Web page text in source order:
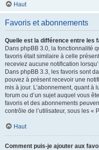
Haut
Favoris et abonnements
Quelle est la différence entre les
Dans phpBB 3.0, la fonctionnalité
favoris était similaire à celle
receviez aucune notification
Dans phpBB 3.3, les favoris sont
pouvez à présent recevoir une
mis à jour. L’abonnement, quant à
forum ou d’un sujet auquel vous
favoris et des abonnements
contrôle de l’utilisateur, sous les «
Haut
Comment puis-je ajouter aux